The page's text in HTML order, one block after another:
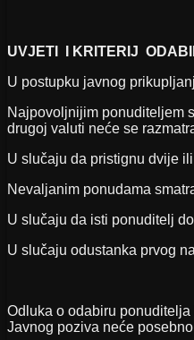
UVJETI I KRITERIJ
U postupku javnog
Najpovoljnijim ponuditeljem
drugoj valuti neće se
U slučaju da pristignu dvije
Nevaljanim ponudama
U slučaju da isti ponuditelj
U slučaju odustanka prvog
Odluka o odabiru
Javnog poziva neće